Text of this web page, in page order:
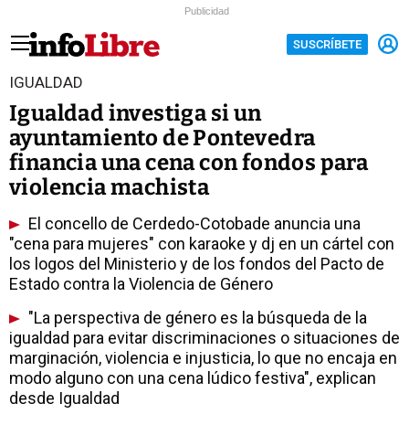
Publicidad
SUSCRÍBETE
IGUALDAD
Igualdad investiga si un
ayuntamiento de Pontevedra
financia una cena con fondos para
violencia machista
El concello de Cerdedo-Cotobade anuncia una
"cena para mujeres" con karaoke y dj en un cártel con
los logos del Ministerio y de los fondos del Pacto de
Estado contra la Violencia de Género
"La perspectiva de género es la búsqueda de la
igualdad para evitar discriminaciones o situaciones de
marginación, violencia e injusticia, lo que no encaja en
modo alguno con una cena lúdico festiva", explican
desde Igualdad